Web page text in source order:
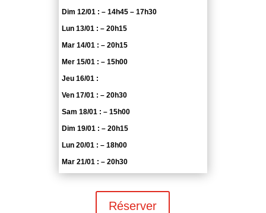
Dim 12/01 : – 14h45 – 17h30
Lun 13/01 : – 20h15
Mar 14/01 : – 20h15
Mer 15/01 : – 15h00
Jeu 16/01 :
Ven 17/01 : – 20h30
Sam 18/01 : – 15h00
Dim 19/01 : – 20h15
Lun 20/01 : – 18h00
Mar 21/01 : – 20h30
Réserver